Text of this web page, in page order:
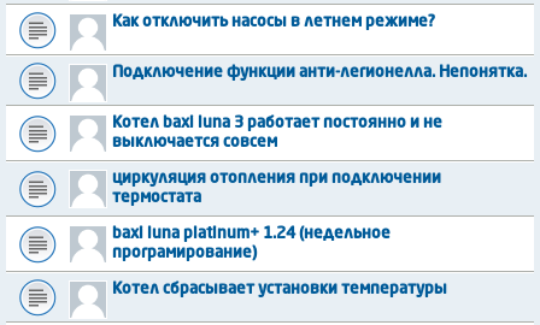
Как отключить насосы в летнем режиме?
Подключение функции анти-легионелла. Непонятка.
Котел baxi luna 3 работает постоянно и не
выключается совсем
циркуляция отопления при подключении
термостата
baxi luna platinum+ 1.24 (недельное
програмирование)
Котел сбрасывает установки температуры